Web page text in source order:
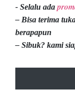
- Selalu ada
– Bisa terima
berapapun
– Sibuk? kami